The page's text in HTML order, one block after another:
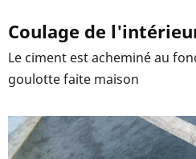
Coulage de
Le ciment est acheminé au
goulotte faite maison